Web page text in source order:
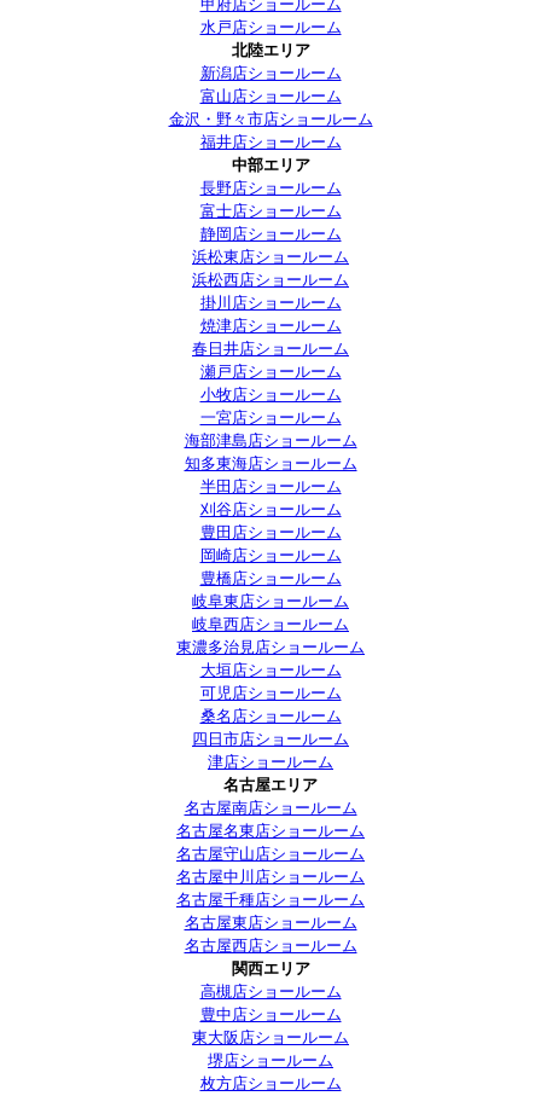
甲府店ショールーム
水戸店ショールーム
北陸エリア
新潟店ショールーム
富山店ショールーム
金沢・野々市店ショールーム
福井店ショールーム
中部エリア
長野店ショールーム
富士店ショールーム
静岡店ショールーム
浜松東店ショールーム
浜松西店ショールーム
掛川店ショールーム
焼津店ショールーム
春日井店ショールーム
瀬戸店ショールーム
小牧店ショールーム
一宮店ショールーム
海部津島店ショールーム
知多東海店ショールーム
半田店ショールーム
刈谷店ショールーム
豊田店ショールーム
岡崎店ショールーム
豊橋店ショールーム
岐阜東店ショールーム
岐阜西店ショールーム
東濃多治見店ショールーム
大垣店ショールーム
可児店ショールーム
桑名店ショールーム
四日市店ショールーム
津店ショールーム
名古屋エリア
名古屋南店ショールーム
名古屋名東店ショールーム
名古屋守山店ショールーム
名古屋中川店ショールーム
名古屋千種店ショールーム
名古屋東店ショールーム
名古屋西店ショールーム
関西エリア
高槻店ショールーム
豊中店ショールーム
東大阪店ショールーム
堺店ショールーム
枚方店ショールーム